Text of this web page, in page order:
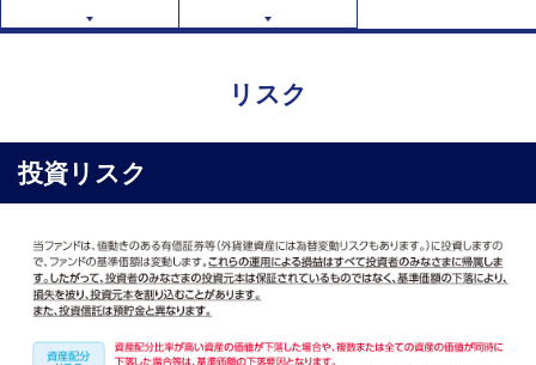
リスク
投資リスク